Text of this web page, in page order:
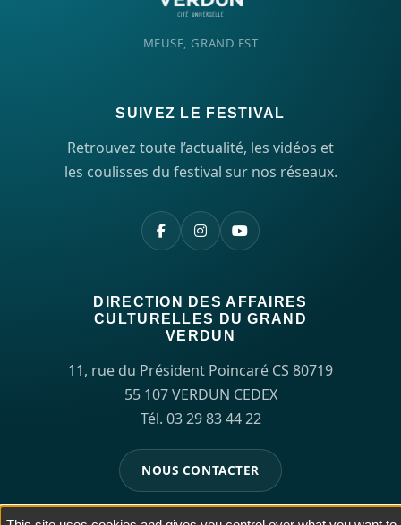
MEUSE, GRAND EST
SUIVEZ LE FESTIVAL
Retrouvez toute l’actualité, les vidéos et
les coulisses du festival sur nos réseaux.
DIRECTION DES AFFAIRES
CULTURELLES DU GRAND
VERDUN
11, rue du Président Poincaré CS 80719
55 107 VERDUN CEDEX
Tél. 03 29 83 44 22
NOUS CONTACTER